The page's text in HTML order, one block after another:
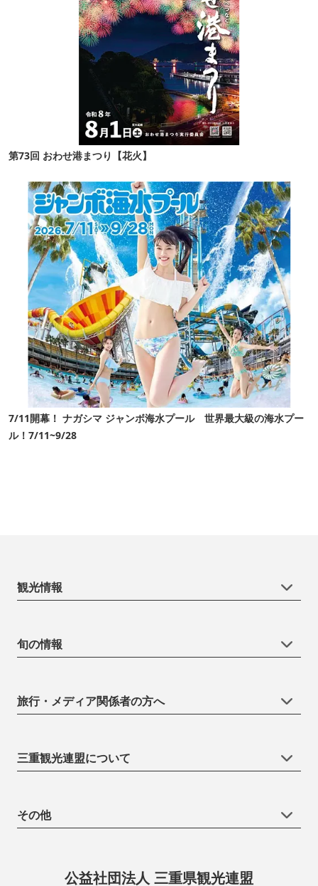
第73回 おわせ港まつり【花火】
7/11開幕！ ナガシマ ジャンボ海水プール 世界最大級の海水プー
ル！7/11~9/28
観光情報
旬の情報
旅行・メディア関係者の方へ
三重観光連盟について
その他
公益社団法人 三重県観光連盟